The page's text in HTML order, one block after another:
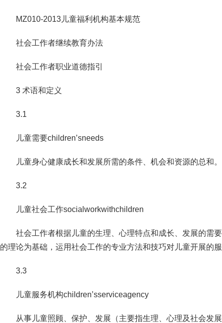
MZ010-2013儿童福利机构基本规范
社会工作者继续教育办法
社会工作者职业道德指引
3 术语和定义
3.1
儿童需要children’sneeds
儿童身心健康成长和发展所需的条件、机会和资源的总和。
3.2
儿童社会工作socialworkwithchildren
社会工作者根据儿童的生理、心理特点和成长、发展的需
的理论为基础，运用社会工作的专业方法和技巧对儿童开展的
3.3
儿童服务机构children’sserviceagency
从事儿童照顾、保护、发展（主要指生理、心理及社会发